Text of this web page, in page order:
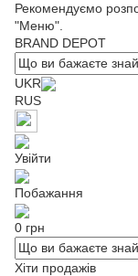
Рекомендуємо
"Меню".
BRAND DEPOT
UKR
RUS
Увійти
Побажання
0 грн
Хіти продажів